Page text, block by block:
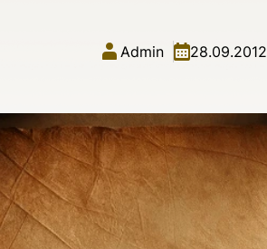
Admin 28.09.2012